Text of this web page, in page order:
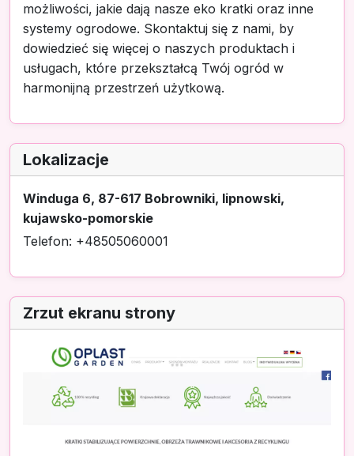
możliwości, jakie dają nasze eko kratki oraz inne
systemy ogrodowe. Skontaktuj się z nami, by
dowiedzieć się więcej o naszych produktach i
usługach, które przekształcą Twój ogród w
harmonijną przestrzeń użytkową.
Lokalizacje
Winduga 6, 87-617 Bobrowniki, lipnowski,
kujawsko-pomorskie
Telefon: +48505060001
Zrzut ekranu strony